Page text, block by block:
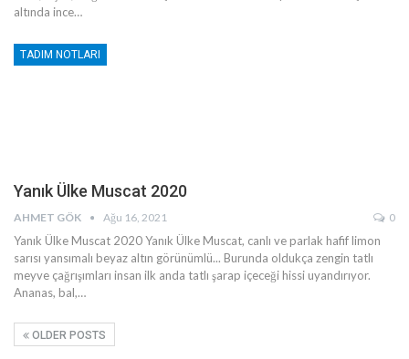
altında ince…
TADIM NOTLARI
Yanık Ülke Muscat 2020
AHMET GÖK Ağu 16, 2021 0
Yanık Ülke Muscat 2020Yanık Ülke Muscat, canlı ve parlak hafif limon
sarısı yansımalı beyaz altın görünümlü... Burunda oldukça zengin tatlı
meyve çağrışımları insan ilk anda tatlı şarap içeceği hissi uyandırıyor.
Ananas, bal,…
OLDER POSTS